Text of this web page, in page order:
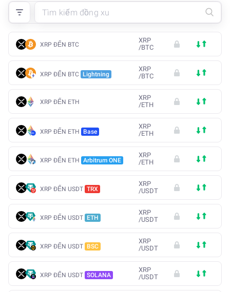
XRP ĐẾN BTC
XRP
/BTC
XRP ĐẾN BTC Lightning
XRP
/BTC
XRP ĐẾN ETH
XRP
/ETH
XRP ĐẾN ETH Base
XRP
/ETH
XRP ĐẾN ETH Arbitrum ONE
XRP
/ETH
XRP ĐẾN USDT TRX
XRP
/USDT
XRP ĐẾN USDT ETH
XRP
/USDT
XRP ĐẾN USDT BSC
XRP
/USDT
XRP ĐẾN USDT SOLANA
XRP
/USDT